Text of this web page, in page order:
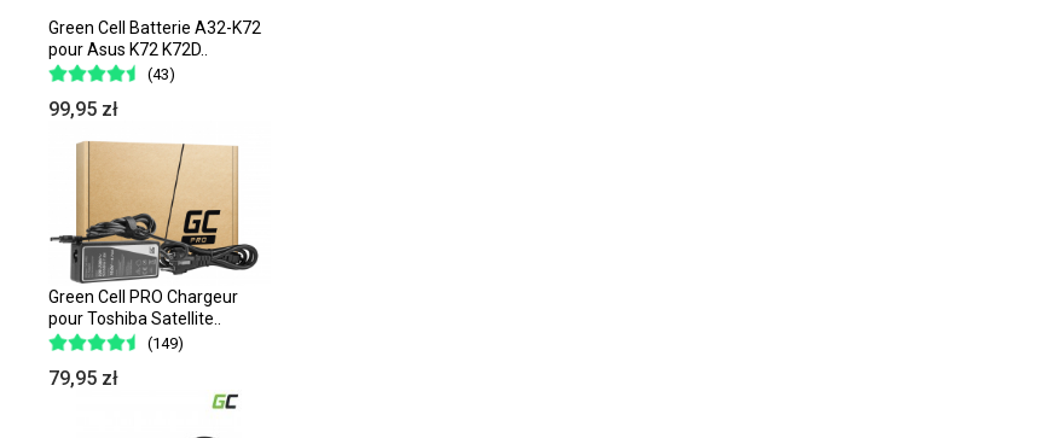
Green Cell Batterie A32-K72
pour Asus K72 K72D..
(43)
99,95 zł
Green Cell PRO Chargeur
pour Toshiba Satellite..
(149)
79,95 zł